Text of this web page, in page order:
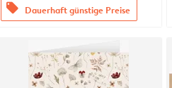
offers Dauerhaft günstige Preise